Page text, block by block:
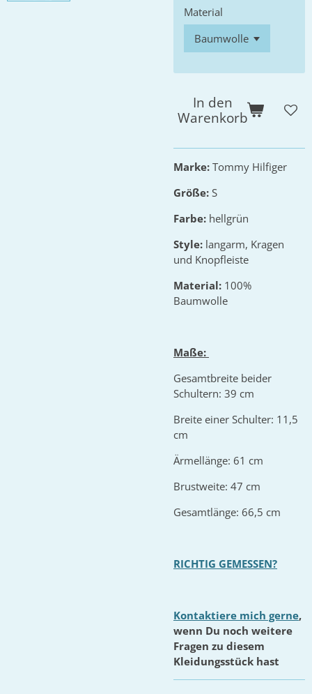
Material
In den
Warenkorb
Marke: Tommy Hilfiger
Größe: S
Farbe: hellgrün
Style: langarm, Kragen
und Knopfleiste
Material: 100%
Baumwolle
Maße:
Gesamtbreite beider
Schultern: 39 cm
Breite einer Schulter: 11,5
cm
Ärmellänge: 61 cm
Brustweite: 47 cm
Gesamtlänge: 66,5 cm
RICHTIG GEMESSEN?
Kontaktiere mich gerne,
wenn Du noch weitere
Fragen zu diesem
Kleidungsstück hast